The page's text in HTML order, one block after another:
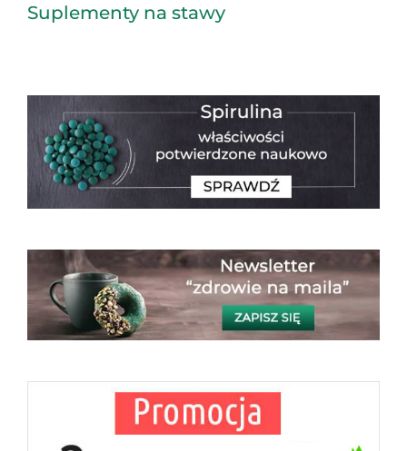
Suplementy na stawy